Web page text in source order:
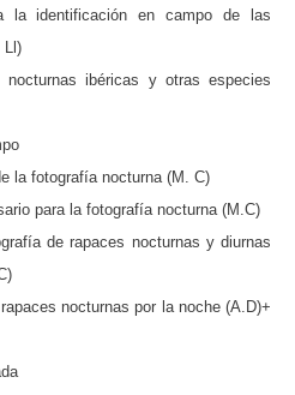
la identificación en campo de las
Ll)
ibéricas y otras especies
la fotografía nocturna (M. C)
para la fotografía nocturna (M.C)
de rapaces nocturnas y diurnas
nocturnas por la noche (A.D)+